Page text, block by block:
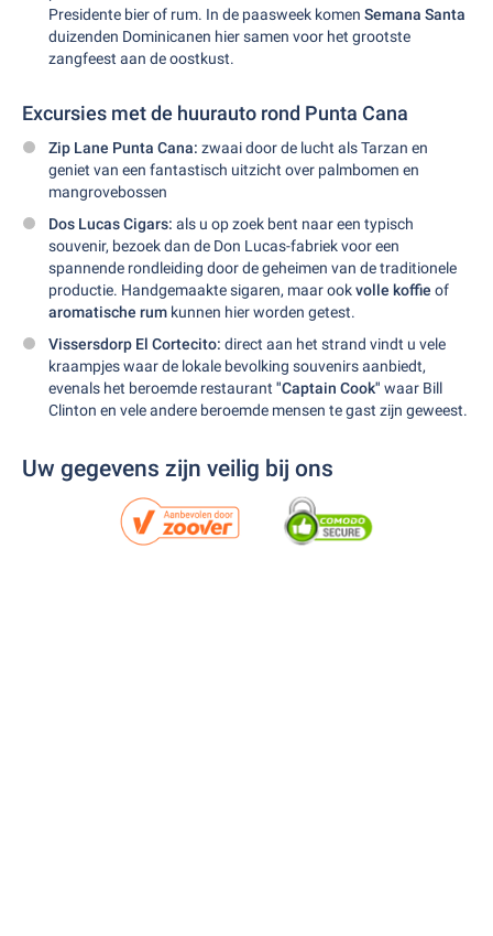
Presidente bier of rum. In de paasweek komen Semana Santa
duizenden Dominicanen hier samen voor het grootste
zangfeest aan de oostkust.
Excursies met de huurauto rond Punta Cana
Zip Lane Punta Cana: zwaai door de lucht als Tarzan en
geniet van een fantastisch uitzicht over palmbomen en
mangrovebossen
Dos Lucas Cigars: als u op zoek bent naar een typisch
souvenir, bezoek dan de Don Lucas-fabriek voor een
spannende rondleiding door de geheimen van de traditionele
productie. Handgemaakte sigaren, maar ookvolle koffie of
aromatische rum kunnen hier worden getest.
Vissersdorp El Cortecito: direct aan het strand vindt u vele
kraampjes waar de lokale bevolking souvenirs aanbiedt,
evenals het beroemde restaurant "Captain Cook" waar Bill
Clinton en vele andere beroemde mensen te gast zijn geweest.
Uw gegevens zijn veilig bij ons